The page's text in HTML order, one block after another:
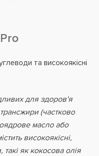
та високоякісні
для здоров'я
трансжири (частково
масло або
високоякісні,
такі як кокосова олія